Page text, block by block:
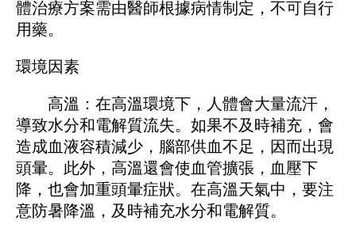
體治療方案需由醫師根據病情制定，不可自行
用藥。
環境因素
高溫：在高溫環境下，人體會大量流汗，
導致水分和電解質流失。如果不及時補充，會
造成血液容積減少，腦部供血不足，因而出現
頭暈。此外，高溫還會使血管擴張，血壓下
降，也會加重頭暈症狀。在高溫天氣中，要注
意防暑降溫，及時補充水分和電解質。